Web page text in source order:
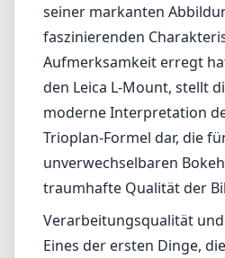
seiner markanten
faszinierenden
Aufmerksamkeit erregt
den Leica L-Mount, stellt
moderne Interpretation
Trioplan-Formel dar, die
unverwechselbaren
traumhafte Qualität der
Verarbeitungsqualität
Eines der ersten Dinge,